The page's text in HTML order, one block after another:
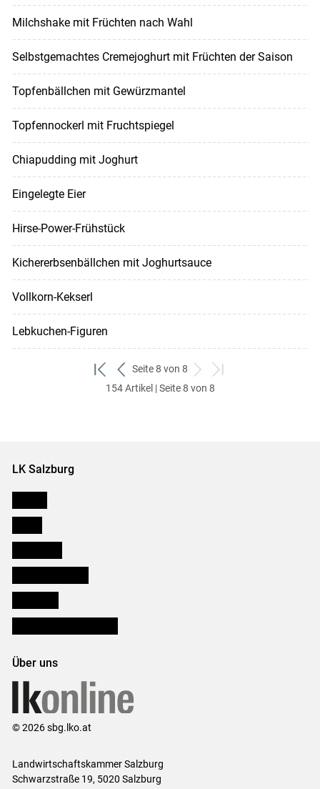
Milchshake mit Früchten nach Wahl
Selbstgemachtes Cremejoghurt mit Früchten der Saison
Topfenbällchen mit Gewürzmantel
Topfennockerl mit Fruchtspiegel
Chiapudding mit Joghurt
Eingelegte Eier
Hirse-Power-Frühstück
Kichererbsenbällchen mit Joghurtsauce
Vollkorn-Kekserl
Lebkuchen-Figuren
zum
ersten
zurück
zum
Seite 8 von 8
weiter
zum
zum
154 Artikel | Seite 8 von 8
LK Salzburg
Über uns
© 2026 sbg.lko.at
Landwirtschaftskammer Salzburg
Schwarzstraße 19, 5020 Salzburg